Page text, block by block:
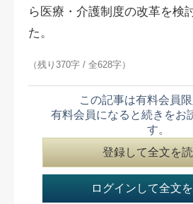
ら医療・介護制度の改革を検
た。
（残り370字 / 全628字）
この記事は有料会員限
有料会員になると続きをお
す。
登録して全文を
ログインして全文